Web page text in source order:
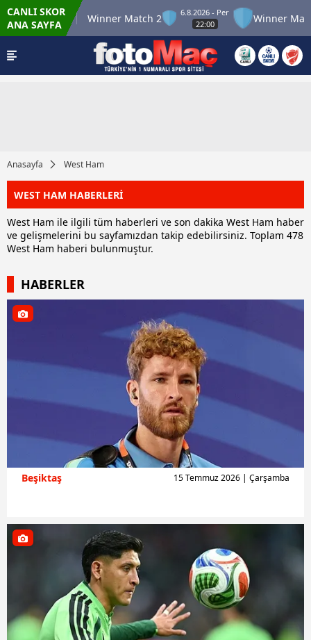
CANLI SKOR
ANA SAYFA
Match 12 Winner Match 2
6.8.2026 - Per
22:00
Winner Match 3
Anasayfa West Ham
WEST HAM HABERLERİ
West Ham ile ilgili tüm haberleri ve son dakika West Ham haber
ve gelişmelerini bu sayfamızdan takip edebilirsiniz. Toplam 478
West Ham haberi bulunmuştur.
HABERLER
Beşiktaş 15 Temmuz 2026 | Çarşamba